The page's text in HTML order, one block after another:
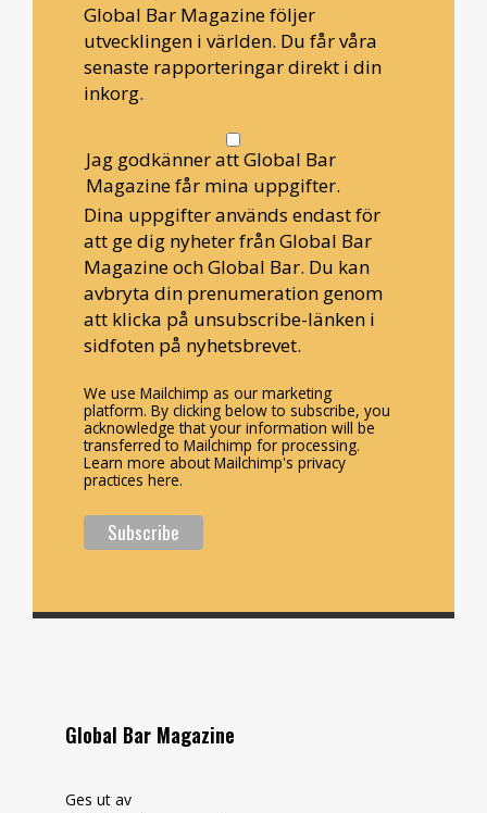
Global Bar Magazine följer
utvecklingen i världen. Du får våra
senaste rapporteringar direkt i din
inkorg.
Jag godkänner att Global Bar
Magazine får mina uppgifter.
Dina uppgifter används endast för
att ge dig nyheter från Global Bar
Magazine och Global Bar. Du kan
avbryta din prenumeration genom
att klicka på unsubscribe-länken i
sidfoten på nyhetsbrevet.
We use Mailchimp as our marketing
platform. By clicking below to subscribe, you
acknowledge that your information will be
transferred to Mailchimp for processing.
Learn more about Mailchimp's privacy
practices here.
Global Bar Magazine
Ges ut av